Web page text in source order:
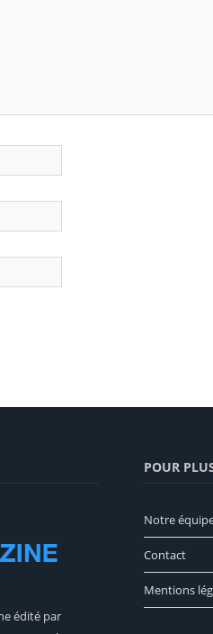
édité par
POUR
Notre
Contact
Mentions